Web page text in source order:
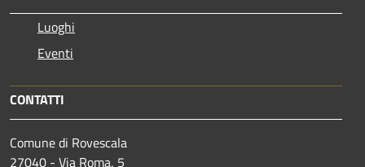
Luoghi
Eventi
CONTATTI
Comune di Rovescala
27040 - Via Roma, 5